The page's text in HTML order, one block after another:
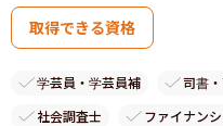
取得できる資格
学芸員・学芸員補 司書
社会調査士
ファイナン